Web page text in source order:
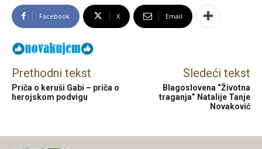
Facebook X Email
Prethodni tekst
Priča o keruši Gabi – priča o
herojskom podvigu
Sledeći tekst
Blagoslovena “Životna
traganja” Natalije Tanje
Novaković